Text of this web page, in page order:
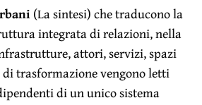
(La sintesi) che traducono la
integrata di relazioni, nella
attori, servizi, spazi
trasformazione vengono letti
di un unico sistema